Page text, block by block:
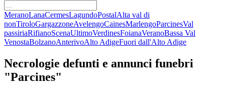
MeranoLanaCermesLagundoPostalAlta val di
nonTiroloGargazzoneAvelengoCainesMarlengoParcinesVal
passiriaRifianoScenaUltimoVerdinesFoianaVeranoBassa Val
VenostaBolzanoAnterivoAlto AdigeFuori dall'Alto Adige
Necrologie defunti e annunci funebri
"Parcines"